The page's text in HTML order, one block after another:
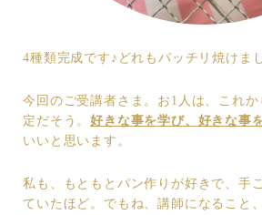
4種類完成です♪どれもバッチリ焼けま
今回のご受講者さま。お1人は、これ
定だそう。好きな事を学び、好きな事
いいと思います。
私も、もともとパン作りが好きで、手
ていたほど。でもね、講師になること